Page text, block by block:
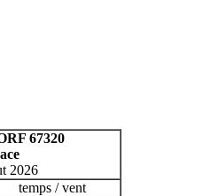
67320
2026
temps / vent